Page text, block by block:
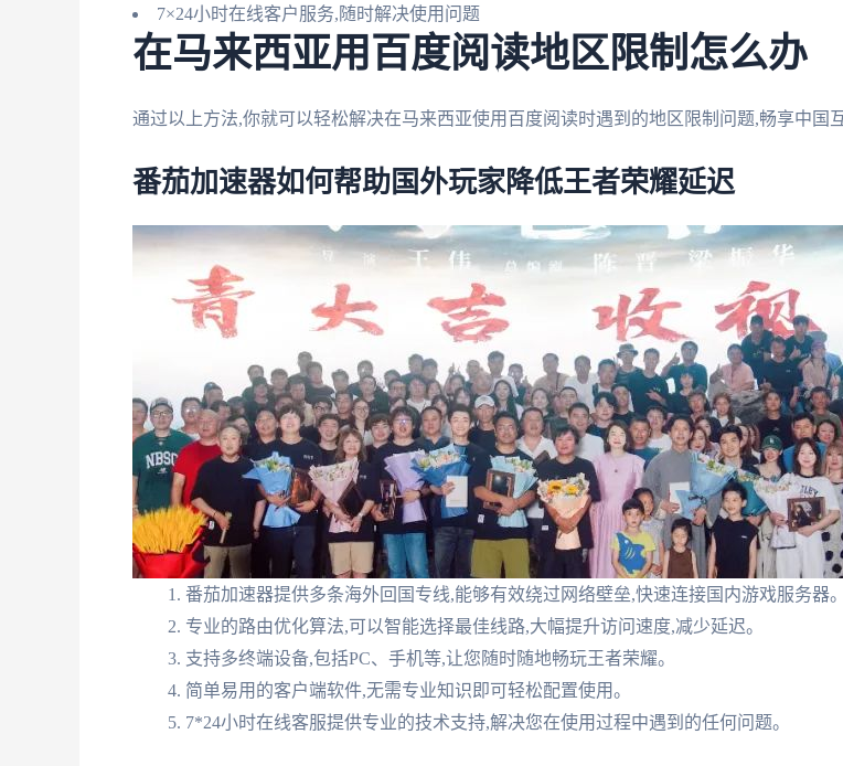
7×24小时在线客户服务,随时解决使用问题
在马来西亚用百度阅读地区限制怎么办
通过以上方法,你就可以轻松解决在马来西亚使用百度阅读时遇到的地区限制问题,畅享中国
番茄加速器如何帮助国外玩家降低王者荣耀延迟
番茄加速器提供多条海外回国专线,能够有效绕过网络壁垒,快速连接国内游戏服务器。
专业的路由优化算法,可以智能选择最佳线路,大幅提升访问速度,减少延迟。
支持多终端设备,包括PC、手机等,让您随时随地畅玩王者荣耀。
简单易用的客户端软件,无需专业知识即可轻松配置使用。
7*24小时在线客服提供专业的技术支持,解决您在使用过程中遇到的任何问题。